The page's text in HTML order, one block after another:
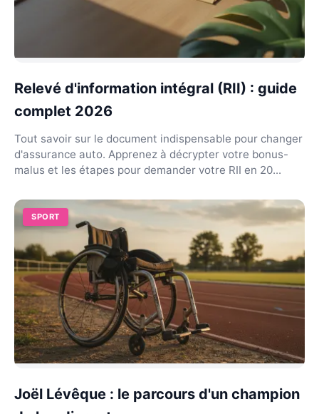
Relevé d'information intégral (RII) : guide
complet 2026
Tout savoir sur le document indispensable pour changer
d'assurance auto. Apprenez à décrypter votre bonus-
malus et les étapes pour demander votre RII en 20...
SPORT
Joël Lévêque : le parcours d'un champion